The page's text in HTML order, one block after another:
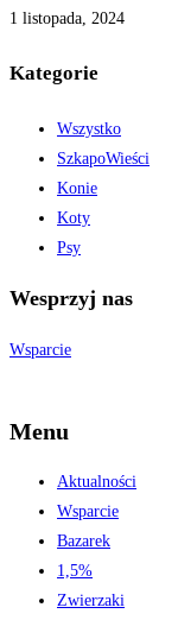
1 listopada, 2024
Kategorie
Wszystko
SzkapoWieści
Konie
Koty
Psy
Wesprzyj nas
Wsparcie
Menu
Aktualności
Wsparcie
Bazarek
1,5%
Zwierzaki